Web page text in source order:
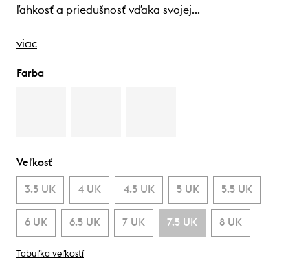
ľahkosť a priedušnosť vďaka svojej…
viac
Farba
Veľkosť
3.5 UK 4 UK 4.5 UK 5 UK 5.5 UK
6 UK 6.5 UK 7 UK 7.5 UK 8 UK
Tabuľka veľkostí